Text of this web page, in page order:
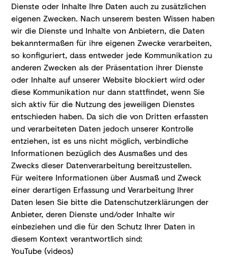
Dienste oder Inhalte Ihre Daten auch zu zusätzlichen
eigenen Zwecken. Nach unserem besten Wissen haben
wir die Dienste und Inhalte von Anbietern, die Daten
bekanntermaßen für ihre eigenen Zwecke verarbeiten,
so konfiguriert, dass entweder jede Kommunikation zu
anderen Zwecken als der Präsentation ihrer Dienste
oder Inhalte auf unserer Website blockiert wird oder
diese Kommunikation nur dann stattfindet, wenn Sie
sich aktiv für die Nutzung des jeweiligen Dienstes
entschieden haben. Da sich die von Dritten erfassten
und verarbeiteten Daten jedoch unserer Kontrolle
entziehen, ist es uns nicht möglich, verbindliche
Informationen bezüglich des Ausmaßes und des
Zwecks dieser Datenverarbeitung bereitzustellen.
Für weitere Informationen über Ausmaß und Zweck
einer derartigen Erfassung und Verarbeitung Ihrer
Daten lesen Sie bitte die Datenschutzerklärungen der
Anbieter, deren Dienste und/oder Inhalte wir
einbeziehen und die für den Schutz Ihrer Daten in
diesem Kontext verantwortlich sind:
YouTube (videos)